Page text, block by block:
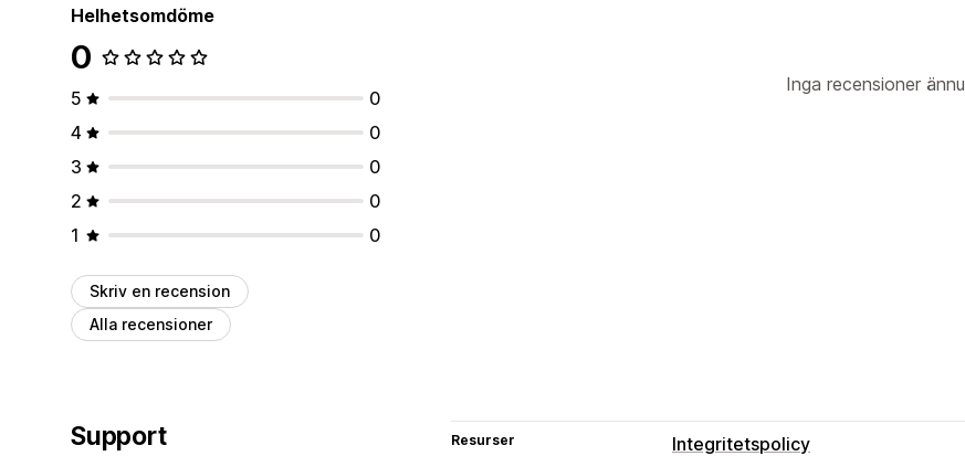
Helhetsomdöme
0
5
0
4
0
3
0
2
0
1
0
Skriv en recension
Alla recensioner
Inga recensioner ännu
Support Resurser
Integritetspolicy